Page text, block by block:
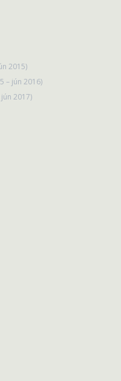
2015)
– jún 2016)
2017)